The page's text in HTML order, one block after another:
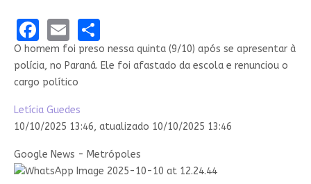
Facebook
EmailShare
O homem foi preso nessa quinta (9/10) após se apresentar à
polícia, no Paraná. Ele foi afastado da escola e renunciou o
cargo político
Letícia Guedes
10/10/2025 13:46, atualizado 10/10/2025 13:46
Google News - Metrópoles